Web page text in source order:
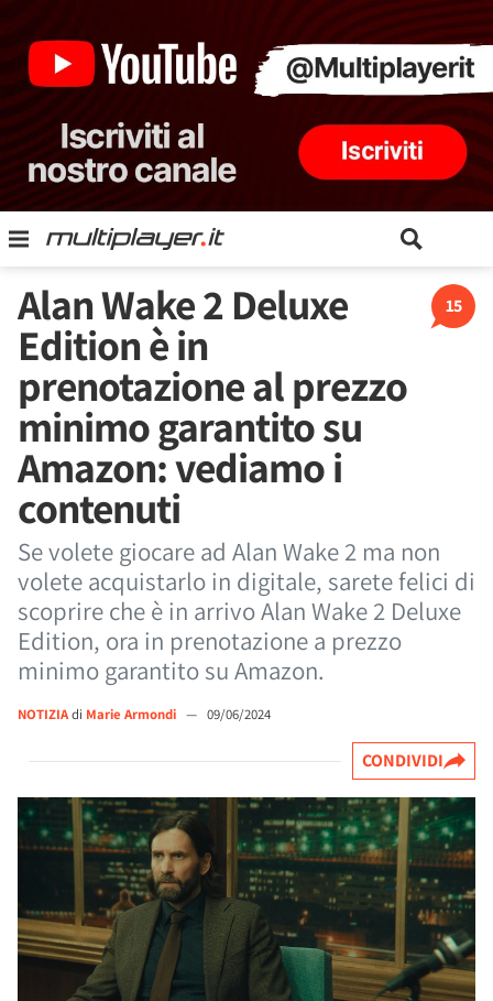
15
Alan Wake 2 Deluxe
Edition è in
prenotazione al prezzo
minimo garantito su
Amazon: vediamo i
contenuti
Se volete giocare ad Alan Wake 2 ma non
volete acquistarlo in digitale, sarete felici di
scoprire che è in arrivo Alan Wake 2 Deluxe
Edition, ora in prenotazione a prezzo
minimo garantito su Amazon.
NOTIZIAdi Marie Armondi — 09/06/2024
CONDIVIDI